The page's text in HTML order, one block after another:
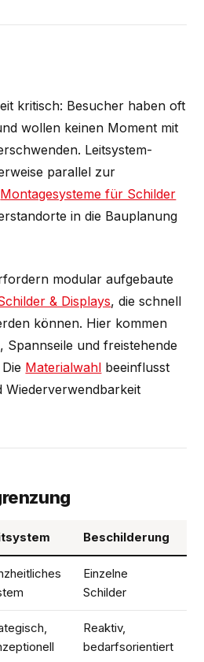
kritisch: Besucher haben oft
wollen keinen Moment mit
Leitsystem-
parallel zur
Montagesysteme für Schilder
in die Bauplanung
modular aufgebaute
& Displays, die schnell
können. Hier kommen
Spannseile und freistehende
Materialwahl beeinflusst
Wiederverwendbarkeit
Beschilderung
Einzelne
Schilder
Reaktiv,
bedarfsorientiert